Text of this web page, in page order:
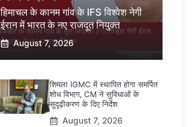
हिमाचल के कानम गांव के IFS विश्वेश नेगी
ईरान में भारत के नए राजदूत नियुक्त
August 7, 2026
शिमला IGMC में स्थापित होगा समर्पित
शोध विभाग, CM ने सुविधाओं के
सुदृढ़ीकरण के दिए निर्देश
August 7, 2026